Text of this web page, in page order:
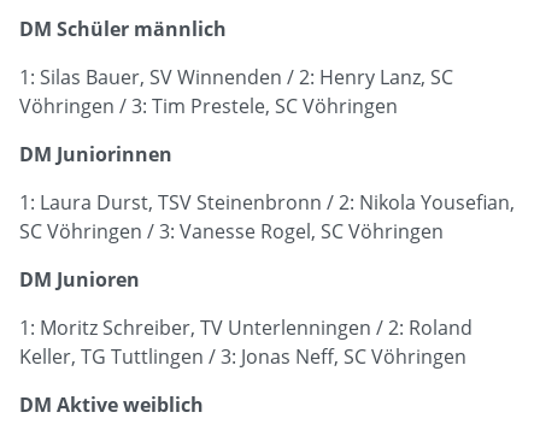
DM Schüler männlich
1: Silas Bauer, SV Winnenden / 2: Henry Lanz, SC
Vöhringen / 3: Tim Prestele, SC Vöhringen
DM Juniorinnen
1: Laura Durst, TSV Steinenbronn / 2: Nikola Yousefian,
SC Vöhringen / 3: Vanesse Rogel, SC Vöhringen
DM Junioren
1: Moritz Schreiber, TV Unterlenningen / 2: Roland
Keller, TG Tuttlingen / 3: Jonas Neff, SC Vöhringen
DM Aktive weiblich